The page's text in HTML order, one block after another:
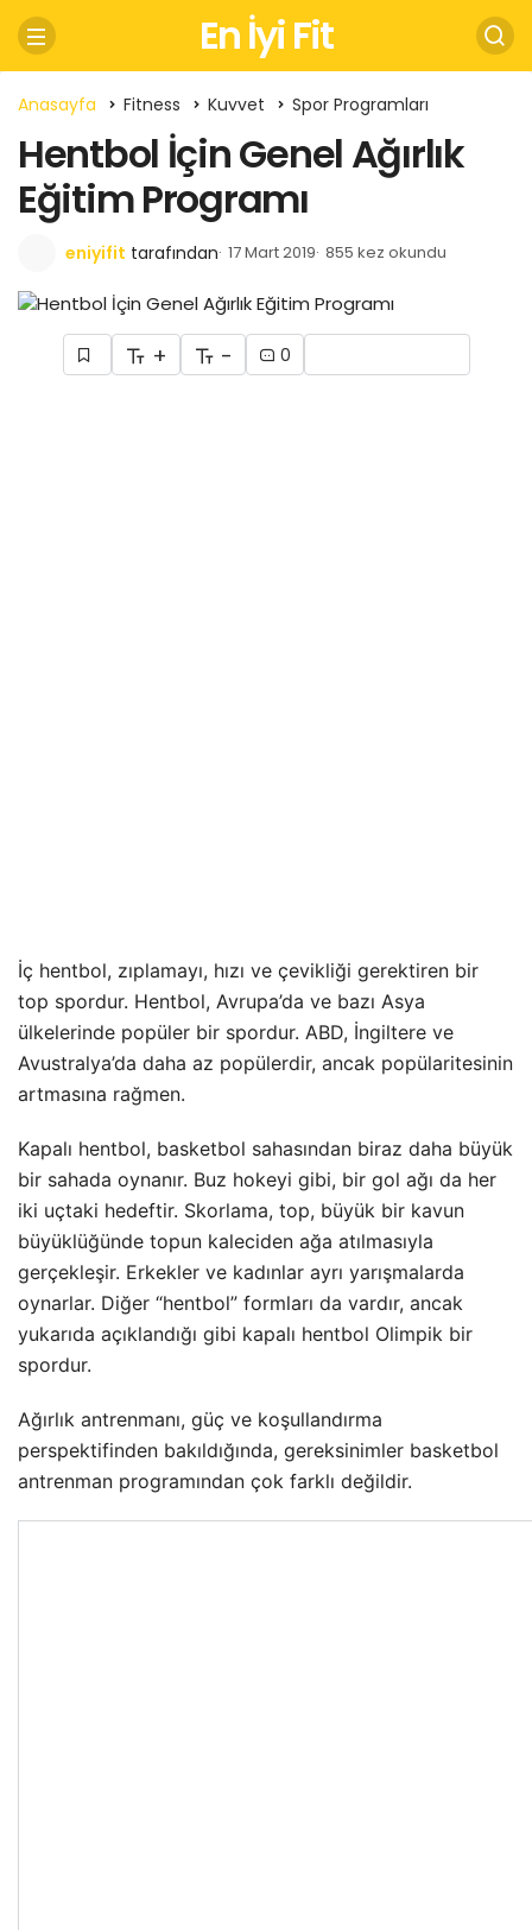
En İyi Fit
Anasayfa Fitness Kuvvet Spor Programları
Hentbol İçin Genel Ağırlık
Eğitim Programı
eniyifit tarafından 17 Mart 2019 855 kez okundu
+ - 0
İç hentbol, zıplamayı, hızı ve çevikliği gerektiren bir
top spordur. Hentbol, Avrupa’da ve bazı Asya
ülkelerinde popüler bir spordur. ABD, İngiltere ve
Avustralya’da daha az popülerdir, ancak popülaritesinin
artmasına rağmen.
Kapalı hentbol, basketbol sahasından biraz daha büyük
bir sahada oynanır. Buz hokeyi gibi, bir gol ağı da her
iki uçtaki hedeftir. Skorlama, top, büyük bir kavun
büyüklüğünde topun kaleciden ağa atılmasıyla
gerçekleşir. Erkekler ve kadınlar ayrı yarışmalarda
oynarlar. Diğer “hentbol” formları da vardır, ancak
yukarıda açıklandığı gibi kapalı hentbol Olimpik bir
spordur.
Ağırlık antrenmanı, güç ve koşullandırma
perspektifinden bakıldığında, gereksinimler basketbol
antrenman programından çok farklı değildir.